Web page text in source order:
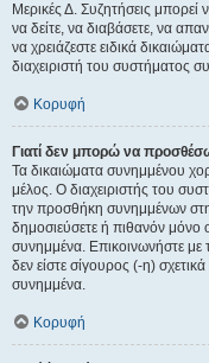
Μερικές Δ. Συζητήσεις μπορεί
να δείτε, να διαβάσετε, να
να χρειάζεστε ειδικά
διαχειριστή του συστήματος
Κορυφή
Γιατί δεν μπορώ να
Τα δικαιώματα συνημμένου
μέλος. Ο διαχειριστής του
την προσθήκη συνημμένων
δημοσιεύσετε ή πιθανόν
συνημμένα. Επικοινωνήστε με
δεν είστε σίγουρος (-η)
συνημμένα.
Κορυφή